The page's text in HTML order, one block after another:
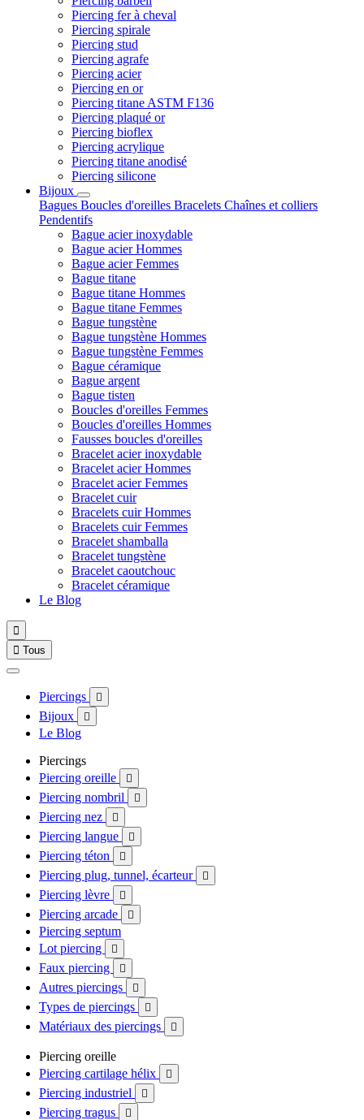
Piercing fer à cheval
Piercing spirale
Piercing stud
Piercing agrafe
Piercing acier
Piercing en or
Piercing titane ASTM F136
Piercing plaqué or
Piercing bioflex
Piercing acrylique
Piercing titane anodisé
Piercing silicone
Bijoux
Bagues Boucles d'oreilles Bracelets Chaînes et colliers
Pendentifs
Bague acier inoxydable
Bague acier Hommes
Bague acier Femmes
Bague titane
Bague titane Hommes
Bague titane Femmes
Bague tungstène
Bague tungstène Hommes
Bague tungstène Femmes
Bague céramique
Bague argent
Bague tisten
Boucles d'oreilles Femmes
Boucles d'oreilles Hommes
Fausses boucles d'oreilles
Bracelet acier inoxydable
Bracelet acier Hommes
Bracelet acier Femmes
Bracelet cuir
Bracelets cuir Hommes
Bracelets cuir Femmes
Bracelet shamballa
Bracelet tungstène
Bracelet caoutchouc
Bracelet céramique
Le Blog

 Tous
Piercings 
Bijoux 
Le Blog
Piercings
Piercing oreille

Piercing nombril 
Piercing nez 
Piercing langue 
Piercing téton 
Piercing plug, tunnel, écarteur 
Piercing lèvre 
Piercing arcade 
Piercing septum
Lot piercing

Faux piercing 
Autres piercings 
Types de piercings 
Matériaux des piercings 
Piercing oreille
Piercing cartilage hélix

Piercing industriel 
Piercing tragus 